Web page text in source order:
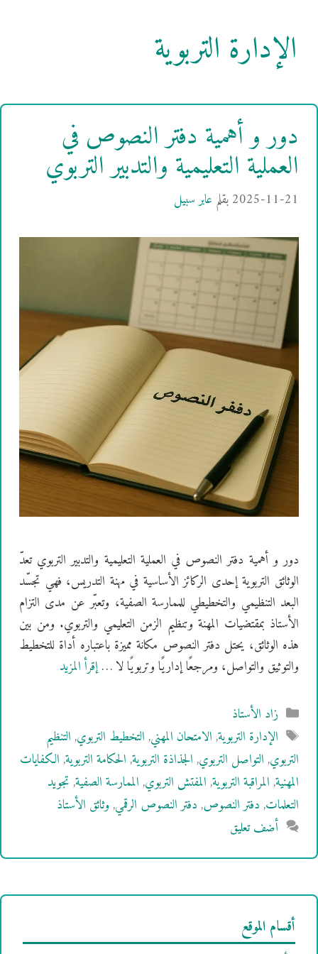
الإدارة التربوية
دور و أهمية دفتر النصوص في
العملية التعليمية والتدبير التربوي
2025-11-21بقلم عابر سبيل
دور و أهمية دفتر النصوص في العملية التعليمية والتدبير التربوي تعدّ
الوثائق التربوية إحدى الركائز الأساسية في مهنة التدريس، فهي تجسّد
البعد التنظيمي والتخطيطي للممارسة الصفية، وتعبّر عن مدى التزام
الأستاذ بمقتضيات المهنة وتنظيم الزمن التعليمي والتربوي. ومن بين
هذه الوثائق، يحتل دفتر النصوص مكانة مميزة باعتباره أداة للتخطيط
والتوثيق والتواصل، ومرجعًا إداريًا وتربويًا لا …إقرأ المزيد
التصنيفات
زاد الأستاذ
الوسوم
الإدارة التربوية,الامتحان المهني,التخطيط التربوي,التنظيم
التربوي,التواصل التربوي,الجذاذة التربوية,الحكامة التربوية,الكفايات
المهنية,المراقبة التربوية,المفتش التربوي,الممارسة الصفية,تجويد
التعلمات,دفتر النصوص,دفتر النصوص الرقمي,وثائق الأستاذ
أضف تعليق
أقسام الموقع